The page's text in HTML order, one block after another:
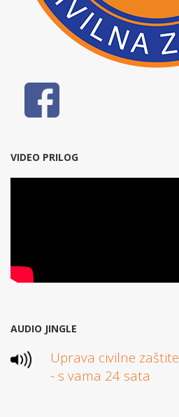
VIDEO PRILOG
AUDIO JINGLE
Uprava civilne zaštite
- s vama 24 sata